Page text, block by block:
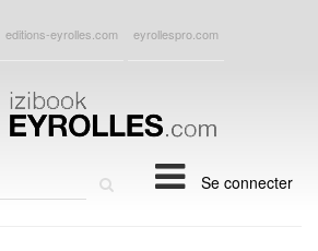
editions-eyrolles.com eyrollespro.com
Se connecter